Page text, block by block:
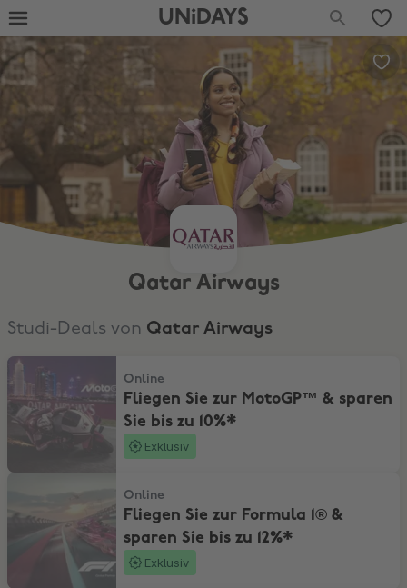
UNiDAYS
Qatar Airways
Studi-Deals von Qatar Airways
Fliegen Sie zur MotoGP™ & sparen Sie bis zu 10%*
Online
Fliegen Sie zur MotoGP™ & sparen
Sie bis zu 10%*
Exklusiv
Online
Fliegen Sie zur Formula 1® &
sparen Sie bis zu 12%*
Exklusiv